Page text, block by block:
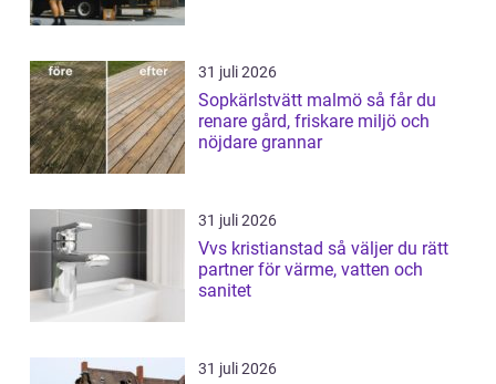
31 juli 2026
Sopkärlstvätt malmö så får du
renare gård, friskare miljö och
nöjdare grannar
31 juli 2026
Vvs kristianstad så väljer du rätt
partner för värme, vatten och
sanitet
31 juli 2026